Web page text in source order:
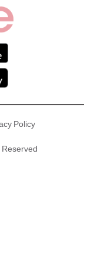
Policy